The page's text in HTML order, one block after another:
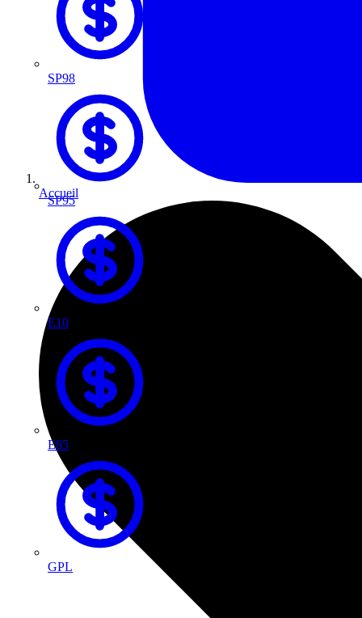
SP98
SP95
E10
E85
GPL
Accueil